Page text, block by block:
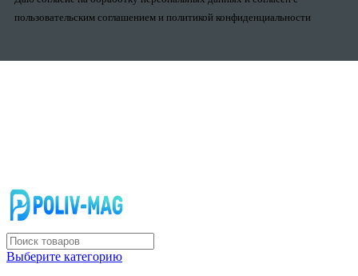
пользовательским соглашением и политикой конфиденциальности
Выберите категорию